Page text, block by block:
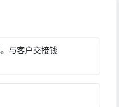
与客户交接钱